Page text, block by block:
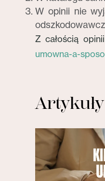
W opinii nie
Z całością
umowna-a-